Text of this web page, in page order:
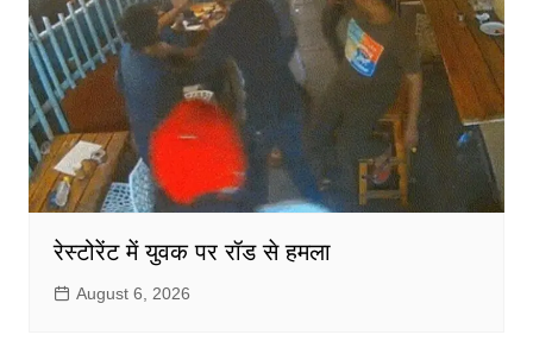
रेस्टोरेंट में युवक पर रॉड से हमला
August 6, 2026